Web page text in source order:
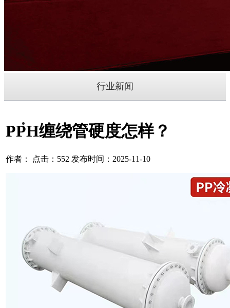
行业新闻
PPH缠绕管硬度怎样？
作者： 点击：552 发布时间：2025-11-10